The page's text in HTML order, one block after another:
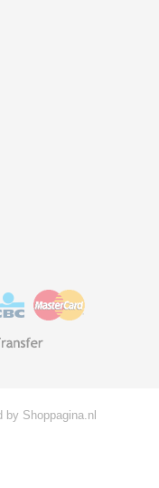
by Shoppagina.nl